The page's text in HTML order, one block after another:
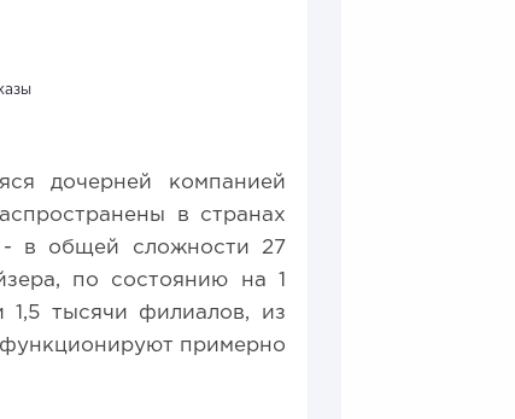
дочерней компанией
в странах
в общей сложности 27
по состоянию на 1
1,5 тысячи филиалов, из
примерно